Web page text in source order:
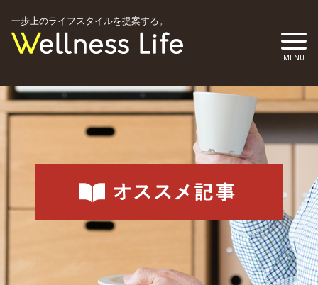
一歩上のライフスタイルを提案する。